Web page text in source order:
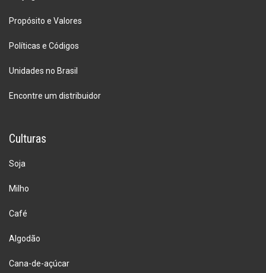
Propósito e Valores
Políticas e Códigos
Unidades no Brasil
Encontre um distribuidor
Culturas
Soja
Milho
Café
Algodão
Cana-de-açúcar